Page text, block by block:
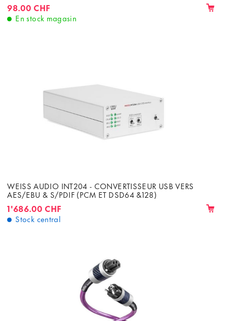
98.00 CHF
En stock magasin
WEISS AUDIO INT204 - CONVERTISSEUR USB VERS
AES/EBU & S/PDIF (PCM ET DSD64 &128)
1'686.00 CHF
Stock central